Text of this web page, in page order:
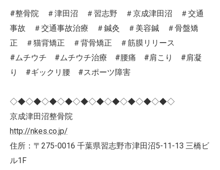
#整骨院 ＃津田沼 ＃習志野 ＃京成津田沼 ＃交通
事故 ＃交通事故治療 ＃鍼灸 ＃美容鍼 ＃骨盤矯
正 ＃猫背矯正 ＃背骨矯正 ＃筋膜リリース
#ムチウチ #ムチウチ治療 #腰痛 #肩こり #肩凝
り #ギックリ腰 #スポーツ障害
◇◆◇◆◇◆◇◆◇◆◇◆◇◆◇◆◇◆◇◆◇
京成津田沼整骨院
http://nkes.co.jp/
住所：〒275-0016 千葉県習志野市津田沼5-11-13 三橋ビ
ル1F